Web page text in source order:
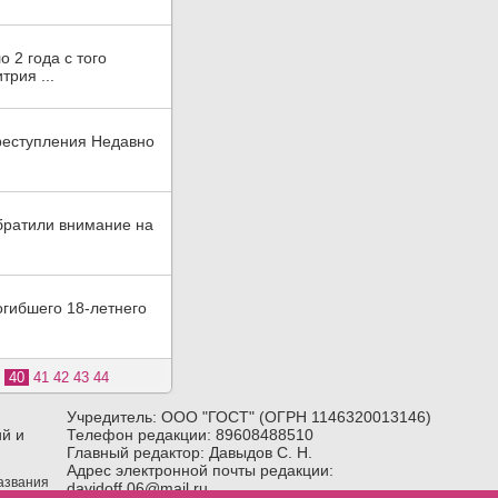
2 года с того
...
Недавно
внимание на
18-летнего
40 41 42 43 44
и
Учредитель: ООО "ГОСТ" (ОГРН 1146320013146)
Телефон редакции: 89608488510
Главный редактор: Давыдов С. Н.
Адрес электронной почты редакции:
davidoff.06@mail.ru